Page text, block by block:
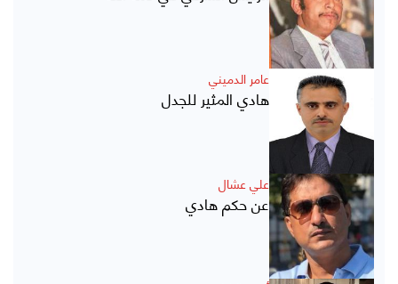
عامر الدميني
هادي المثير للجدل
علي عشال
عن حكم هادي